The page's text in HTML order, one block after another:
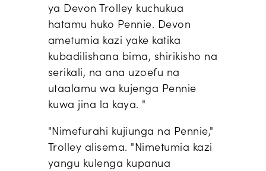
ya Devon Trolley kuchukua
hatamu huko Pennie. Devon
ametumia kazi yake katika
kubadilishana bima, shirikisho na
serikali, na ana uzoefu na
utaalamu wa kujenga Pennie
kuwa jina la kaya. "
"Nimefurahi kujiunga na Pennie,"
Trolley alisema. "Nimetumia kazi
yangu kulenga kupanua